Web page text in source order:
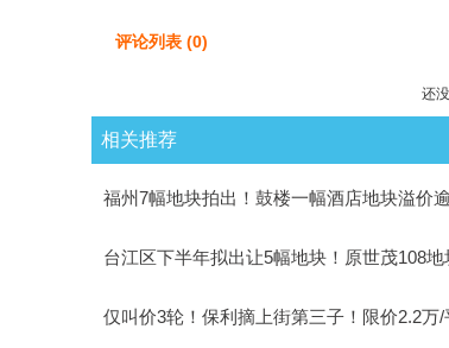
评论列表 (0)
还
相关推荐
福州7幅地块拍出！鼓楼一幅酒店地块溢价逾
台江区下半年拟出让5幅地块！原世茂108地
仅叫价3轮！保利摘上街第三子！限价2.2万